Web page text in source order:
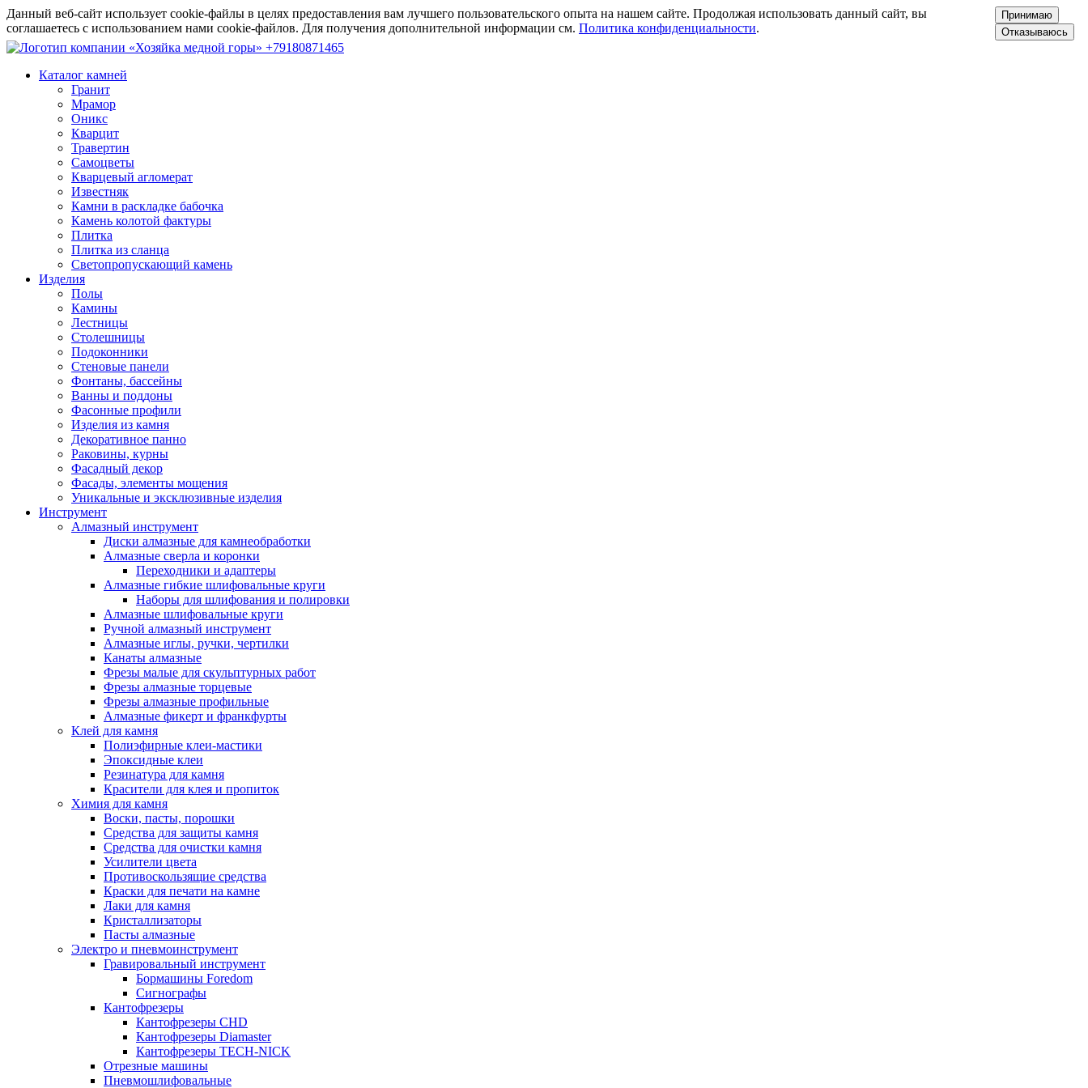
Данный веб-сайт использует cookie-файлы в целях предоставления вам лучшего пользовательского опыта на нашем сайте. Продолжая использовать данный сайт, вы
соглашаетесь с использованием нами cookie-файлов. Для получения дополнительной информации см. Политика конфиденциальности.
Принимаю
Отказываюсь
+79180871465
Каталог камней
Гранит
Мрамор
Оникс
Кварцит
Травертин
Самоцветы
Кварцевый агломерат
Известняк
Камни в раскладке бабочка
Камень колотой фактуры
Плитка
Плитка из сланца
Светопропускающий камень
Изделия
Полы
Камины
Лестницы
Столешницы
Подоконники
Стеновые панели
Фонтаны, бассейны
Ванны и поддоны
Фасонные профили
Изделия из камня
Декоративное панно
Раковины, курны
Фасадный декор
Фасады, элементы мощения
Уникальные и эксклюзивные изделия
Инструмент
Алмазный инструмент
Диски алмазные для камнеобработки
Алмазные сверла и коронки
Переходники и адаптеры
Алмазные гибкие шлифовальные круги
Наборы для шлифования и полировки
Алмазные шлифовальные круги
Ручной алмазный инструмент
Алмазные иглы, ручки, чертилки
Канаты алмазные
Фрезы малые для скульптурных работ
Фрезы алмазные торцевые
Фрезы алмазные профильные
Алмазные фикерт и франкфурты
Клей для камня
Полиэфирные клеи-мастики
Эпоксидные клеи
Резинатура для камня
Красители для клея и пропиток
Химия для камня
Воски, пасты, порошки
Средства для защиты камня
Средства для очистки камня
Усилители цвета
Противоскользящие средства
Краски для печати на камне
Лаки для камня
Кристаллизаторы
Пасты алмазные
Электро и пневмоинструмент
Гравировальный инструмент
Бормашины Foredom
Сигнографы
Кантофрезеры
Кантофрезеры CHD
Кантофрезеры Diamaster
Кантофрезеры TECH-NICK
Отрезные машины
Пневмошлифовальные